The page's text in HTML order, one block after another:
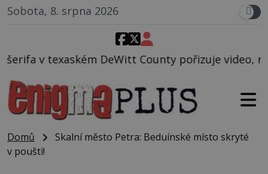
Sobota, 8. srpna 2026
County pořizuje video, na kterém před jeho
Domů
Skalní město Petra: Beduínské místo skryté
v poušti!